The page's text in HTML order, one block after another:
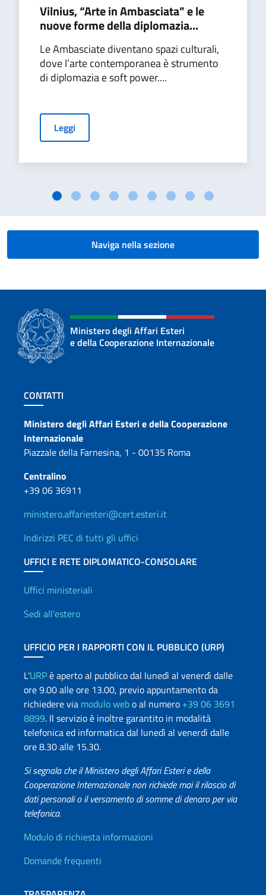
Vilnius, “Arte in Ambasciata” e le
nuove forme della diplomazia...
Le Ambasciate diventano spazi culturali,
dove l’arte contemporanea è strumento
di diplomazia e soft power....
Leggi
Naviga nella sezione
Ministero degli Affari Esteri
e della Cooperazione Internazionale
Sezione footer
CONTATTI
Contatti
Ministero degli Affari Esteri e della Cooperazione
Internazionale
Piazzale della Farnesina, 1 - 00135 Roma
Centralino
+39 06 36911
ministero.affariesteri@cert.esteri.it
Indirizzi PEC di tutti gli uffici
UFFICI E RETE DIPLOMATICO-CONSOLARE
Uffici e Rete diplomatica
Uffici ministeriali
Sedi all'estero
UFFICIO PER I RAPPORTI CON IL PUBBLICO (URP)
L'URPè aperto al pubblico dal lunedì al venerdì dalle
ore 9.00 alle ore 13.00, previo appuntamento da
richiedere via modulo webo al numero +39 06 3691
8899. Il servizio è inoltre garantito in modalità
telefonica ed informatica dal lunedì al venerdì dalle
ore 8.30 alle 15.30.
Si segnala che il Ministero degli Affari Esteri e della
Cooperazione Internazionale non richiede mai il rilascio di
dati personali o il versamento di somme di denaro per via
telefonica.
Info utili
Modulo di richiesta informazioni
Domande frequenti